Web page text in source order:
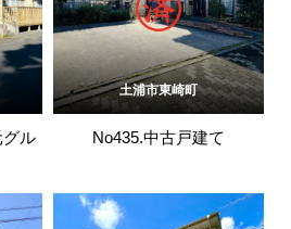
グル
土浦市東崎町
No435.中古戸建て